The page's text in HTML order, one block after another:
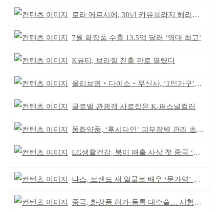
로라 메르시에, 30년 카뮤플라지 헤리티지 담아
7월 화장품 수출 13.5억 달러 ‘역대 최고’
K뷰티, 브라질 진출 판로 열렸다
올리브영‧다이소‧무신사, ‘1인가구’가 이끈다
글로벌 관광객 사로잡은 K-퍼스널컬러
동화약품, ‘후시다인’ 피부장벽 관리 초점 ‘리브랜딩’
LG생활건강, 북미 매출 사상 첫 중국 ‘추월’
나스, 브랜드 새 얼굴로 배우 ‘문가영’ 발탁
중국, 화장품 허가·등록 대수술… 시험자료 공용 허용